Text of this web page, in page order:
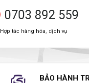
0703 892 559
Hợp tác hàng hóa, dịch vụ
BẢO HÀNH